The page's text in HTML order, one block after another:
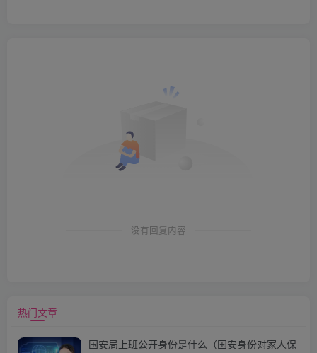
没有回复内容
热门文章
国安局上班公开身份是什么（国安身份对家人保